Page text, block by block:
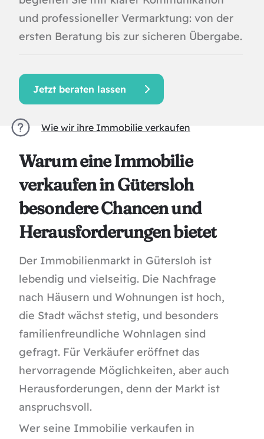
und professioneller Vermarktung: von der
ersten Beratung bis zur sicheren Übergabe.
Jetzt beraten lassen
Wie wir ihre Immobilie verkaufen
Warum eine Immobilie
verkaufen in Gütersloh
besondere Chancen und
Herausforderungen bietet
Der Immobilienmarkt in Gütersloh ist
lebendig und vielseitig. Die Nachfrage
nach Häusern und Wohnungen ist hoch,
die Stadt wächst stetig, und besonders
familienfreundliche Wohnlagen sind
gefragt. Für Verkäufer eröffnet das
hervorragende Möglichkeiten, aber auch
Herausforderungen, denn der Markt ist
anspruchsvoll.
Wer seine Immobilie verkaufen in